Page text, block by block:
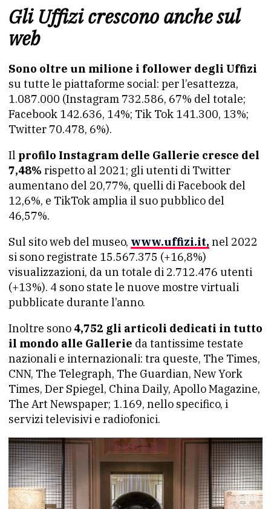
Gli Uffizi crescono anche sul
web
Sono oltre un milione i follower degli Uffizi
su tutte le piattaforme social: per l’esattezza,
1.087.000 (Instagram 732.586, 67% del totale;
Facebook 142.636, 14%; Tik Tok 141.300, 13%;
Twitter 70.478, 6%).
Il profilo Instagram delle Gallerie cresce del
7,48% rispetto al 2021; gli utenti di Twitter
aumentano del 20,77%, quelli di Facebook del
12,6%, e TikTok amplia il suo pubblico del
46,57%.
Sul sito web del museo, www.uffizi.it, nel 2022
si sono registrate 15.567.375 (+16,8%)
visualizzazioni, da un totale di 2.712.476 utenti
(+13%). 4 sono state le nuove mostre virtuali
pubblicate durante l’anno.
Inoltre sono 4,752 gli articoli dedicati in tutto
il mondo alle Gallerie da tantissime testate
nazionali e internazionali: tra queste, The Times,
CNN, The Telegraph, The Guardian, New York
Times, Der Spiegel, China Daily, Apollo Magazine,
The Art Newspaper; 1.169, nello specifico, i
servizi televisivi e radiofonici.